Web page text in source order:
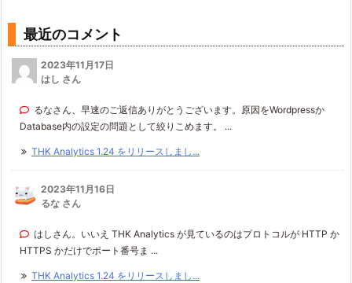
最近のコメント
2023年11月17日
はし さん
るなさん、早速のご返信ありがとうございます。原因をWordpressか
Database内の設定の問題として絞りこめます。 ...
THK Analytics 1.24 をリリースしまし...
2023年11月16日
るな さん
はしさん。いいえ THK Analytics が見ているのはプロトコルが HTTP か
HTTPS かだけでポート番号ま ...
THK Analytics 1.24 をリリースしまし...